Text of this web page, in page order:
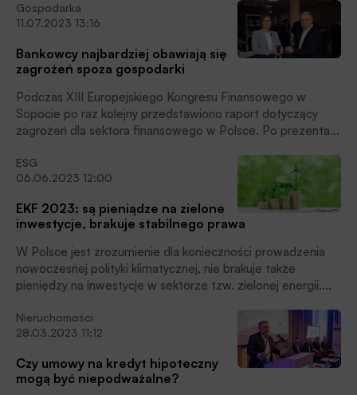
funkcjonowanie firmom, które nie zawsze odpowiednio
zabezpieczają się przed ryzykiem. Przedstawiciele firm
ubezpieczeniowych, którzy wzięli udział w konferencji
„Ubezpieczenia: Sprzedaż, Innowacje, Ryzyko 2023”
uważają, że sektor ten może odegrać istotną rolę w
rozwoju europejskiej gospodarki poprzez edukowanie
konsumentów i przedsiębiorców z zakresu ESG. Partnerem
wydarzenia była firma doradcza Deloitte.
Gospodarka
11.07.2023 13:16
Bankowcy najbardziej obawiają się
zagrożeń spoza gospodarki
Podczas XIII Europejskiego Kongresu Finansowego w
Sopocie po raz kolejny przedstawiono raport dotyczący
zagrożeń dla sektora finansowego w Polsce. Po prezentacji
– REASERCH Centrum Myśli Strategicznych.
ESG
06.06.2023 12:00
EKF 2023: są pieniądze na zielone
inwestycje, brakuje stabilnego prawa
W Polsce jest zrozumienie dla konieczności prowadzenia
nowoczesnej polityki klimatycznej, nie brakuje także
pieniędzy na inwestycje w sektorze tzw. zielonej energii.
celów, stabilności prawa oraz brak infrastruktury sieciowej,
uważają eksperci uczestniczący w debacie „Polska u progu
transformacji energetycznej – wyzwania i szanse w
horyzoncie 2030 roku” podczas XIII Europejskiego
Kongresu Finansowego w Sopocie.
Nieruchomości
28.03.2023 11:12
Czy umowy na kredyt hipoteczny
mogą być niepodważalne?